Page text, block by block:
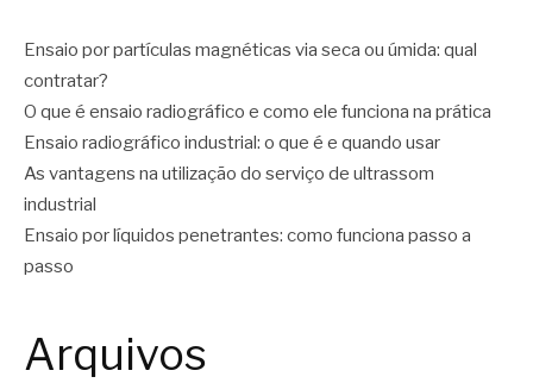
Ensaio por partículas magnéticas via seca ou úmida: qual
contratar?
O que é ensaio radiográfico e como ele funciona na prática
Ensaio radiográfico industrial: o que é e quando usar
As vantagens na utilização do serviço de ultrassom
industrial
Ensaio por líquidos penetrantes: como funciona passo a
passo
Arquivos